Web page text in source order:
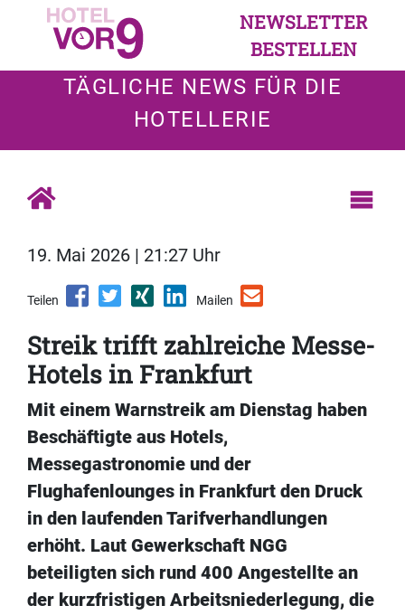
NEWSLETTER
BESTELLEN
TÄGLICHE NEWS FÜR DIE
HOTELLERIE
19. Mai 2026 | 21:27 Uhr
Teilen Mailen
Streik trifft zahlreiche Messe-
Hotels in Frankfurt
Mit einem Warnstreik am Dienstag haben
Beschäftigte aus Hotels,
Messegastronomie und der
Flughafenlounges in Frankfurt den Druck
in den laufenden Tarifverhandlungen
erhöht. Laut Gewerkschaft NGG
beteiligten sich rund 400 Angestellte an
der kurzfristigen Arbeitsniederlegung, die